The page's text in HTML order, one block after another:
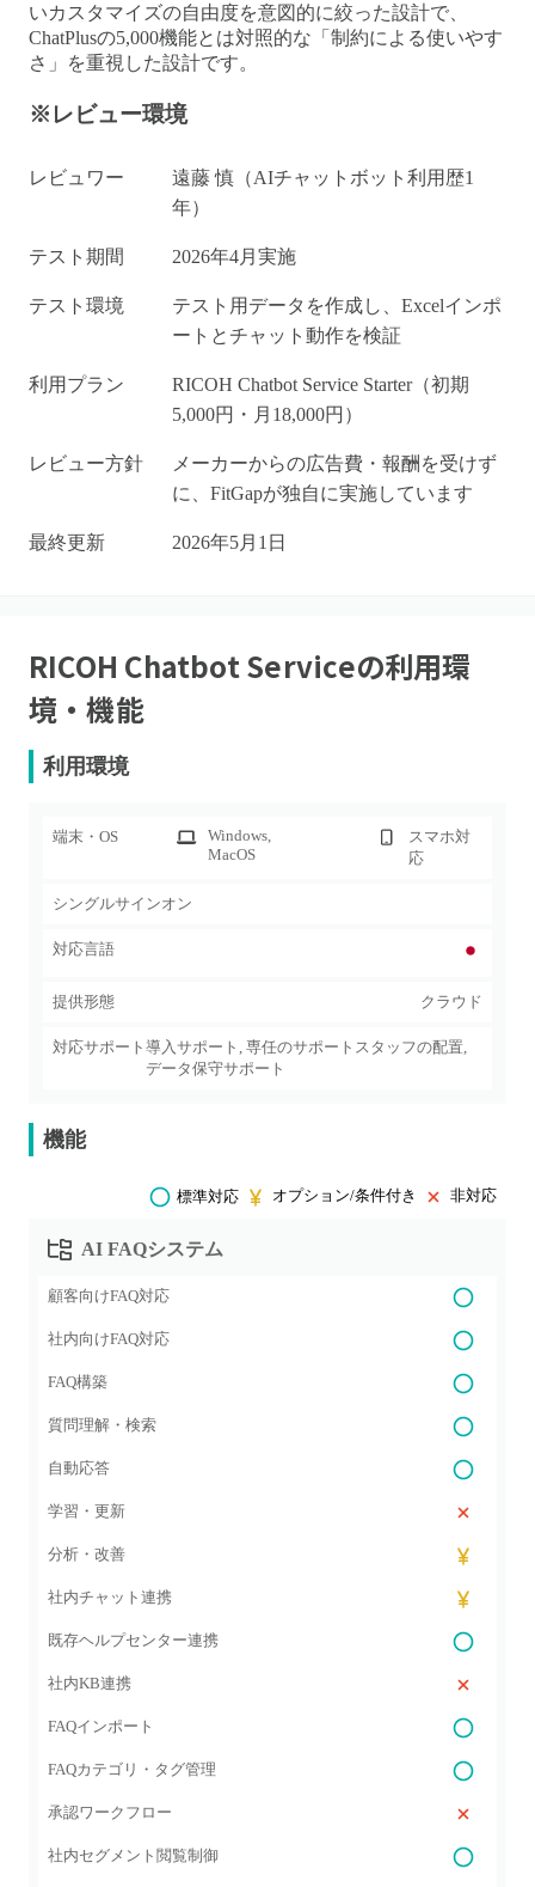
いカスタマイズの自由度を意図的に絞った設計で、
ChatPlusの5,000機能とは対照的な「制約による使いやす
さ」を重視した設計です。
※レビュー環境
レビュワー
遠藤 慎（AIチャットボット利用歴1
年）
テスト期間 2026年4月実施
テスト環境
テスト用データを作成し、Excelインポ
ートとチャット動作を検証
利用プラン
RICOH Chatbot Service Starter（初期
5,000円・月18,000円）
レビュー方針
メーカーからの広告費・報酬を受けず
に、FitGapが独自に実施しています
最終更新 2026年5月1日
RICOH Chatbot Serviceの利用環
境・機能
利用環境
端末・OS Windows
MacOS
スマホ対
応
シングルサインオン
対応言語
提供形態 クラウド
対応サポート 導入サポート, 専任のサポートスタッフの配置,
データ保守サポート
機能
標準対応 オプション/条件付き 非対応
AI FAQシステム
顧客向けFAQ対応
社内向けFAQ対応
FAQ構築
質問理解・検索
自動応答
学習・更新
分析・改善
社内チャット連携
既存ヘルプセンター連携
社内KB連携
FAQインポート
FAQカテゴリ・タグ管理
承認ワークフロー
社内セグメント閲覧制御